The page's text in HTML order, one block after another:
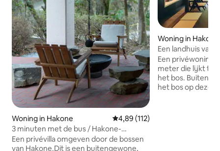
Woning in Hakone Gemiddelde beoordeling van
4,89 (112)
3 minuten met de bus / Hakone-
vakantiehuis / BBQ / kampvuur /
natuurlijke warmwaterbron / sauna /
Een privévilla omgeven door de bossen
van Hakone.Dit is een buitengewone,
Woning in Hakone
Een landhuis van
ligt | Kunst,
Een privéwoning
meter die lijkt te
het bos. Buiten
het bos op